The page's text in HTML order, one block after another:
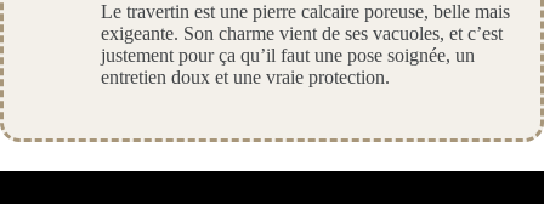
Le travertin est une pierre calcaire poreuse, belle mais
exigeante. Son charme vient de ses vacuoles, et c’est
justement pour ça qu’il faut une pose soignée, un
entretien doux et une vraie protection.